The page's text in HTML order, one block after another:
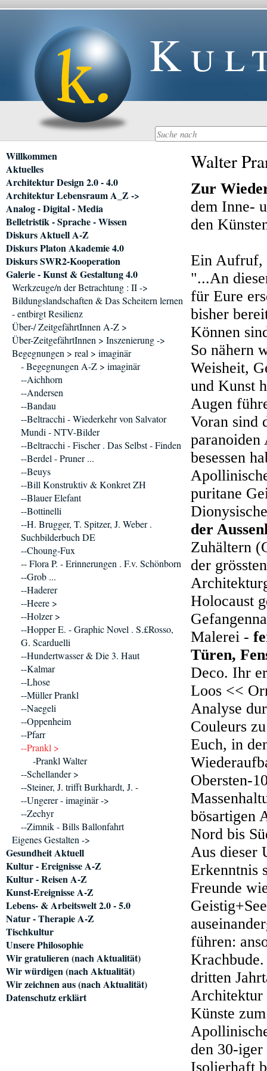
Walter
Zur
dem Inne-
den
Ein Aufruf,
"...An
für Eure
bisher
Können
So nähern
Weisheit,
und Kunst
Augen
Voran sind
paranoiden
besessen
puritane
der
Zuhältern
der
Holocaust
Malerei -
Türen,
Deco. Ihr
Loos <<
Analyse
Couleurs
Euch, in
Obersten-
bösartigen
Nord bis
Aus dieser
Erkenntnis
Freunde
führen:
dritten
Architektur
Künste
den 30-
Isolierhaft
Navigation
überspringen
Willkommen
Aktuelles
Architektur Design 2.0 - 4.0
Architektur Lebensraum A_Z ->
Analog - Digital - Media
Belletristik - Sprache - Wissen
Diskurs Aktuell A-Z
Diskurs Platon Akademie 4.0
Diskurs SWR2-Kooperation
Galerie - Kunst & Gestaltung 4.0
Werkzeuge/n der Betrachtung : II ->
Bildungslandschaften & Das Scheitern lernen
- entbirgt Resilienz
Über-/ ZeitgefährtInnen A-Z >
Über-ZeitgefährtInnen > Inszenierung ->
Begegnungen > real > imaginär
- Begegnungen A-Z > imaginär
--Aichhorn
--Andersen
--Bandau
--Beltracchi - Wiederkehr von Salvator
Mundi - NTV-Bilder
--Beltracchi - Fischer . Das Selbst - Finden
--Berdel - Pruner ...
--Beuys
--Bill Konstruktiv & Konkret ZH
--Blauer Elefant
--Bottinelli
--H. Brugger, T. Spitzer, J. Weber .
Suchbilderbuch DE
--Choung-Fux
-- Flora P. - Erinnerungen . F.v. Schönborn
--Grob ...
--Haderer
--Heere >
--Holzer >
--Hopper E. - Graphic Novel . S.£Rosso,
G. Scarduelli
--Hundertwasser & Die 3. Haut
--Kalmar
--Lhose
--Müller Prankl
--Naegeli
--Oppenheim
--Pfarr
--Prankl >
-Prankl Walter
--Schellander >
--Steiner, J. trifft Burkhardt, J. -
--Ungerer - imaginär ->
--Zechyr
--Zimnik - Bills Ballonfahrt
Eigenes Gestalten ->
Gesundheit Aktuell
Kultur - Ereignisse A-Z
Kultur - Reisen A-Z
Kunst-Ereignisse A-Z
Lebens- & Arbeitswelt 2.0 - 5.0
Natur - Therapie A-Z
Tischkultur
Unsere Philosophie
Wir gratulieren (nach Aktualität)
Wir würdigen (nach Aktualität)
Wir zeichnen aus (nach Aktualität)
Datenschutz erklärt